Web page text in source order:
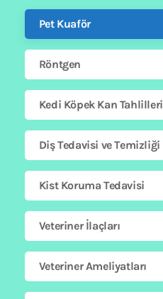
Pet Kuaför
Röntgen
Kedi Köpek Kan Tahlilleri
Diş Tedavisi ve Temizliği
Kist Koruma Tedavisi
Veteriner İlaçları
Veteriner Ameliyatları